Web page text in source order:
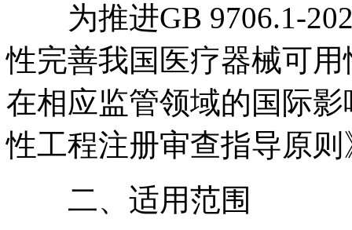
为推进GB 9706.1-
性完善我国医疗器械可
在相应监管领域的国际
性工程注册审查指导原
二、适用范围